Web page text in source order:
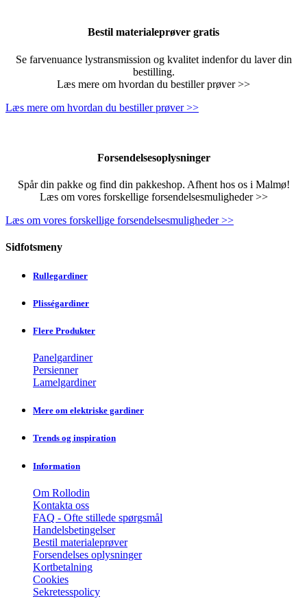
Bestil materialeprøver gratis
Se farvenuance lystransmission og kvalitet indenfor du laver din
bestilling.
Læs mere om hvordan du bestiller prøver >>
Læs mere om hvordan du bestiller prøver >>
Forsendelsesoplysninger
Spår din pakke og find din pakkeshop. Afhent hos os i Malmø!
Læs om vores forskellige forsendelsesmuligheder >>
Læs om vores forskellige forsendelsesmuligheder >>
Sidfotsmeny
Rullegardiner
Plisségardiner
Flere Produkter
Panelgardiner
Persienner
Lamelgardiner
Mere om elektriske gardiner
Trends og inspiration
Information
Om Rollodin
Kontakta oss
FAQ - Ofte stillede spørgsmål
Handelsbetingelser
Bestil materialeprøver
Forsendelses oplysninger
Kortbetalning
Cookies
Sekretesspolicy